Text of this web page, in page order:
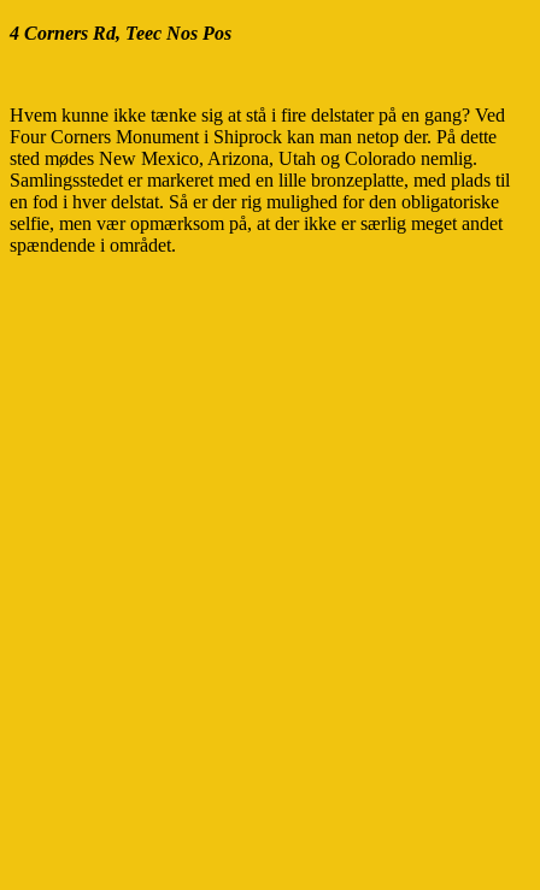
4 Corners Rd, Teec Nos Pos
Hvem kunne ikke tænke sig at stå i fire delstater på en gang? Ved
Four Corners Monument i Shiprock kan man netop der. På dette
sted mødes New Mexico, Arizona, Utah og Colorado nemlig.
Samlingsstedet er markeret med en lille bronzeplatte, med plads til
en fod i hver delstat. Så er der rig mulighed for den obligatoriske
selfie, men vær opmærksom på, at der ikke er særlig meget andet
spændende i området.